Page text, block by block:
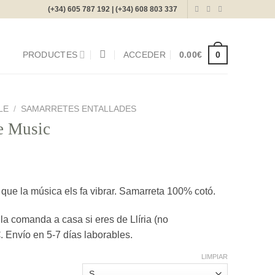
(+34) 605 787 192 | (+34) 608 803 337
PRODUCTES ACCEDER 0.00€ 0
/ SAMARRETES ENTALLADES
Music
la música els fa vibrar. Samarreta 100% cotó.
comanda a casa si eres de Llíria (no
Envío en 5-7 días laborables.
LIMPIAR